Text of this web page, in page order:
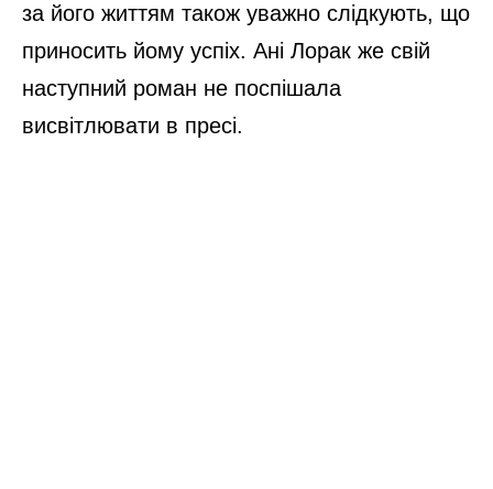
за його життям також уважно слідкують, що
приносить йому успіх. Ані Лорак же свій
наступний роман не поспішала
висвітлювати в пресі.